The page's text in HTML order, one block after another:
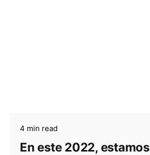
4 min read
En este 2022, estamos